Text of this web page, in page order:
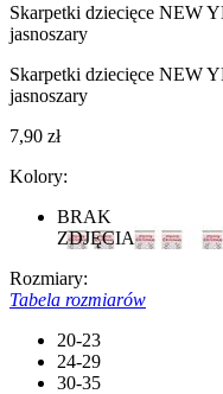
Skarpetki dziecięce NEW
jasnoszary
Skarpetki dziecięce NEW
jasnoszary
7,90 zł
Kolory:
BRAK
ZDJĘCIA
Rozmiary:
Tabela rozmiarów
20-23
24-29
30-35